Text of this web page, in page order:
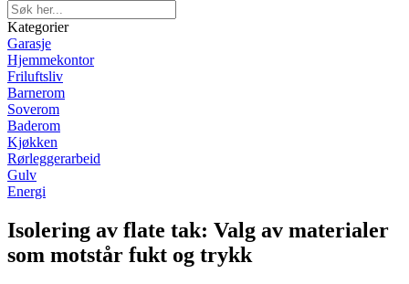
Kategorier
Garasje
Hjemmekontor
Friluftsliv
Barnerom
Soverom
Baderom
Kjøkken
Rørleggerarbeid
Gulv
Energi
Isolering av flate tak: Valg av materialer
som motstår fukt og trykk